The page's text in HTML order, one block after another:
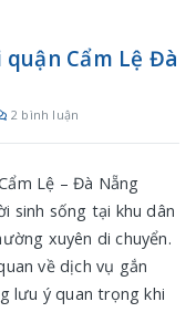
Cẩm Lệ Đà
2 bình luận
Lệ – Đà Nẵng
sinh sống tại khu dân
xuyên di chuyển.
về dịch vụ gắn
lưu ý quan trọng khi